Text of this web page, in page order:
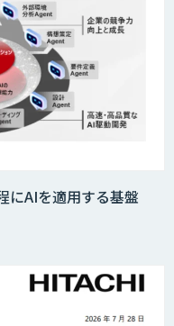
にAIを適用する基盤